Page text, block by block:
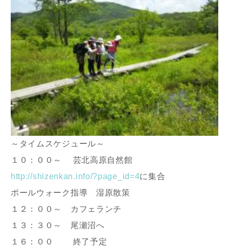
～タイムスケジュール～
１０：００～ 芸北高原自然館
http://shizenkan.info/?page_id=4に集合
ポールウォーク指導 湿原散策
１２：００～ カフェランチ
１３：３０～ 尾瀬沼へ
１６：００ 終了予定